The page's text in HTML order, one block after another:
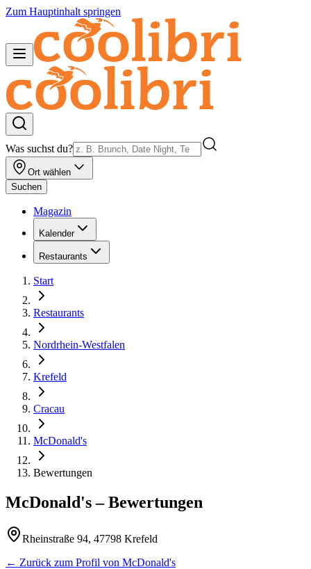
Zum Hauptinhalt springen
Was suchst du?
Ort wählen
Suchen
Magazin
Kalender
Restaurants
Start
Restaurants
Nordrhein-Westfalen
Krefeld
Cracau
McDonald's
Bewertungen
McDonald's – Bewertungen
Rheinstraße 94, 47798 Krefeld
← Zurück zum Profil von McDonald's